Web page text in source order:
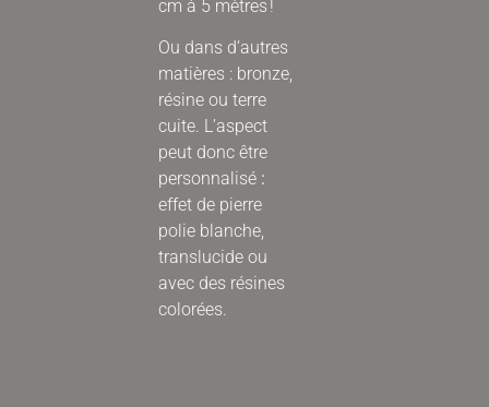
cm à 5 mètres !
Ou dans d’autres
matières : bronze,
résine ou terre
cuite. L’aspect
peut donc être
personnalisé:
effet de pierre
polie blanche,
translucide ou
avec des résines
colorées.